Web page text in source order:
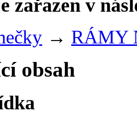
zařazen v
→ RÁMY
obsah